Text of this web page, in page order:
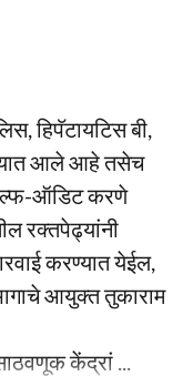
हिपॅटायटिस बी,
आले आहे तसेच
सेल्फ-ऑडिट करणे
रक्तपेढ्यांनी
करण्यात येईल,
आयुक्त तुकाराम
केंद्रां ...